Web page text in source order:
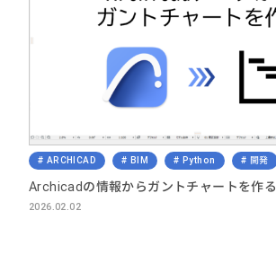
ARCHICAD BIM Python 開発
Archicadの情報からガントチャートを作る
2026.02.02